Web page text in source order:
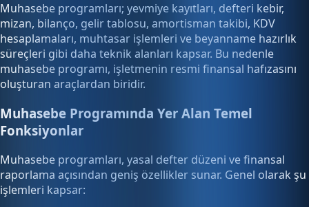
Muhasebe programları; yevmiye kayıtları, defteri kebir,
mizan, bilanço, gelir tablosu, amortisman takibi, KDV
hesaplamaları, muhtasar işlemleri ve beyanname hazırlık
süreçleri gibi daha teknik alanları kapsar. Bu nedenle
muhasebe programı, işletmenin resmi finansal hafızasını
oluşturan araçlardan biridir.
Muhasebe Programında Yer Alan Temel
Fonksiyonlar
Muhasebe programları, yasal defter düzeni ve finansal
raporlama açısından geniş özellikler sunar. Genel olarak şu
işlemleri kapsar: